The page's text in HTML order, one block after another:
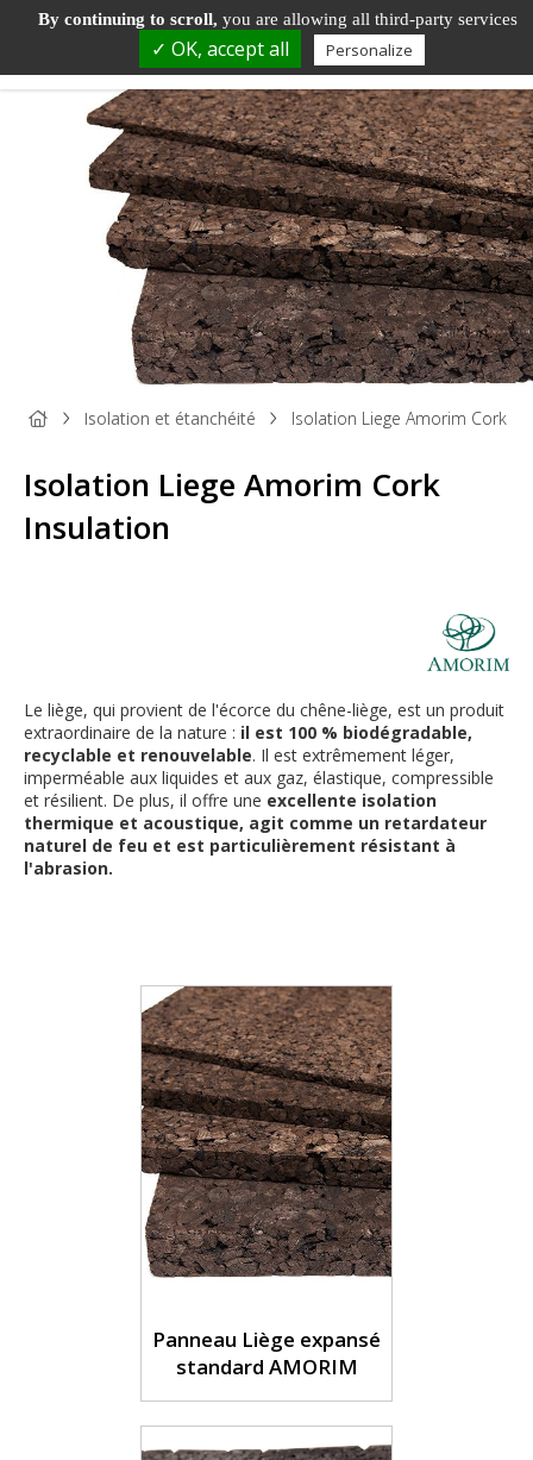
PANNEAU
PARQUET
STRATIFIÉ
BOIS DE
Isolation et étanchéité Isolation Liege Amorim Cork
Isolation Liege Amorim Cork
Insulation
Le liège, qui provient de l'écorce du chêne-liège, est un produit
extraordinaire de la nature : il est 100 % biodégradable,
recyclable et renouvelable. Il est extrêmement léger,
imperméable aux liquides et aux gaz, élastique, compressible
et résilient. De plus, il offre une excellente isolation
thermique et acoustique, agit comme un retardateur
naturel de feu et est particulièrement résistant à
l'abrasion.
Panneau Liège expansé
standard AMORIM
By continuing to scroll, you are allowing all third-party services
✓ OK, accept all Personalize